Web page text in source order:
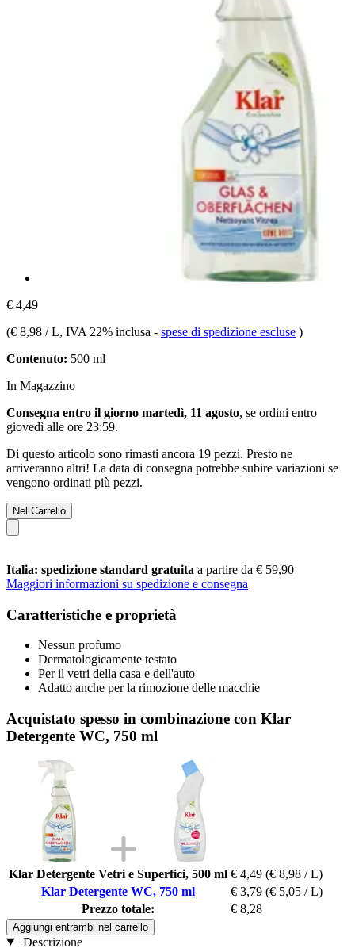
€ 4,49
(€ 8,98 / L, IVA 22% inclusa - spese di spedizione escluse )
Contenuto: 500 ml
In Magazzino
Consegna entro il giorno martedì, 11 agosto, se ordini entro
giovedì alle ore 23:59.
Di questo articolo sono rimasti ancora 19 pezzi. Presto ne
arriveranno altri! La data di consegna potrebbe subire variazioni se
vengono ordinati più pezzi.
Nel Carrello
Italia: spedizione standard gratuita a partire da € 59,90
Maggiori informazioni su spedizione e consegna
Caratteristiche e proprietà
Nessun profumo
Dermatologicamente testato
Per il vetri della casa e dell'auto
Adatto anche per la rimozione delle macchie
Acquistato spesso in combinazione con Klar
Detergente WC, 750 ml
Klar Detergente Vetri e Superfici, 500 ml € 4,49 (€ 8,98 / L)
Klar Detergente WC, 750 ml
€ 3,79 (€ 5,05 / L)
Prezzo totale:
€ 8,28
Aggiungi entrambi nel carrello
Descrizione